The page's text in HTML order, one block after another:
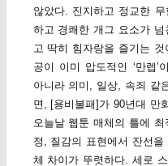
않았다. 진지하고 정교한
하고 경쾌한 개그 요소가
고 딱히 힘자랑을 즐기는
공이 이미 압도적인 ‘만렙’
아니라 의미, 일상, 속죄 같
면, [용비불패]가 90년대 만
오늘날 웹툰 매체의 틀에
정, 질감의 표현에서 잔선
체 차이가 뚜렷하다. 세로